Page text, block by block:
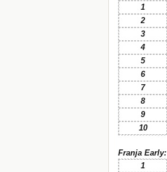
1
2
3
4
5
6
7
8
9
10
Franja Early:
1